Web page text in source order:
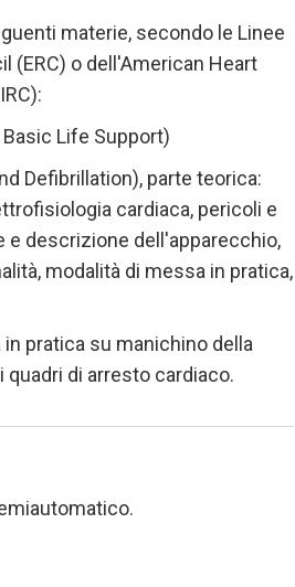
materie, secondo le Linee
(ERC) o dell'American Heart
Basic Life Support)
Defibrillation), parte teorica:
cardiaca, pericoli e
e descrizione dell'apparecchio,
modalità di messa in pratica,
pratica su manichino della
di arresto cardiaco.